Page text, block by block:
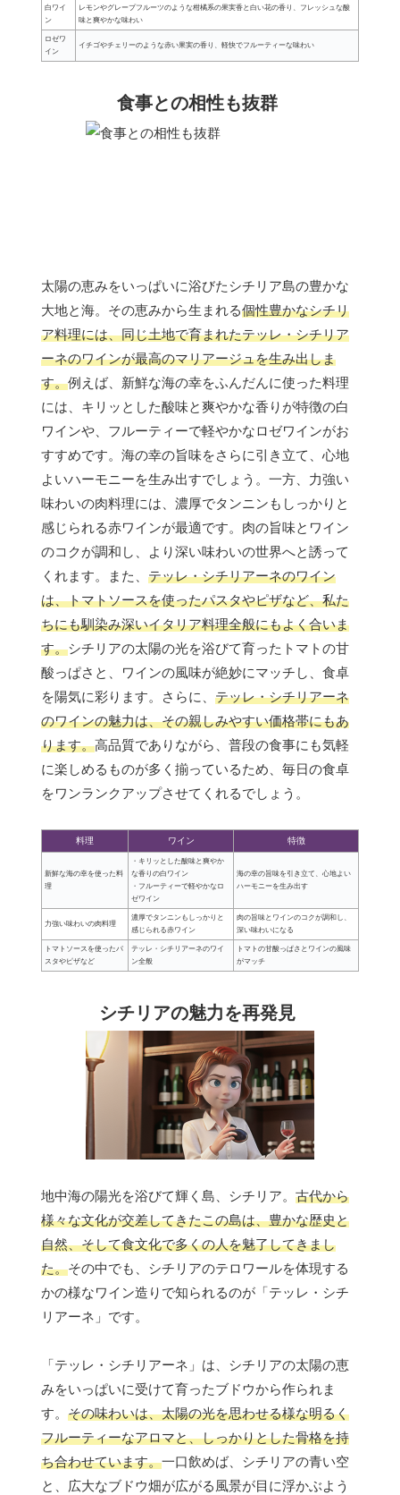
白ワイ
ン
レモンやグレープフルーツのような柑橘系の果実香と白い花の香り、フレッシュな酸
味と爽やかな味わい
ロゼワ
イン
イチゴやチェリーのような赤い果実の香り、軽快でフルーティーな味わい
食事との相性も抜群
太陽の恵みをいっぱいに浴びたシチリア島の豊かな
大地と海。その恵みから生まれる個性豊かなシチリ
ア料理には、同じ土地で育まれたテッレ・シチリア
ーネのワインが最高のマリアージュを生み出しま
す。例えば、新鮮な海の幸をふんだんに使った料理
には、キリッとした酸味と爽やかな香りが特徴の白
ワインや、フルーティーで軽やかなロゼワインがお
すすめです。海の幸の旨味をさらに引き立て、心地
よいハーモニーを生み出すでしょう。一方、力強い
味わいの肉料理には、濃厚でタンニンもしっかりと
感じられる赤ワインが最適です。肉の旨味とワイン
のコクが調和し、より深い味わいの世界へと誘って
くれます。また、 テッレ・シチリアーネのワイン
は、トマトソースを使ったパスタやピザなど、私た
ちにも馴染み深いイタリア料理全般にもよく合いま
す。シチリアの太陽の光を浴びて育ったトマトの甘
酸っぱさと、ワインの風味が絶妙にマッチし、食卓
を陽気に彩ります。さらに、 テッレ・シチリアーネ
のワインの魅力は、その親しみやすい価格帯にもあ
ります。高品質でありながら、普段の食事にも気軽
に楽しめるものが多く揃っているため、毎日の食卓
をワンランクアップさせてくれるでしょう。
料理 ワイン 特徴
新鮮な海の幸を使った料
理
・キリッとした酸味と爽やか
な香りの白ワイン
・フルーティーで軽やかなロ
ゼワイン
海の幸の旨味を引き立て、心地よい
ハーモニーを生み出す
力強い味わいの肉料理
濃厚でタンニンもしっかりと
感じられる赤ワイン
肉の旨味とワインのコクが調和し、
深い味わいになる
トマトソースを使ったパ
スタやピザなど
テッレ・シチリアーネのワイ
ン全般
トマトの甘酸っぱさとワインの風味
がマッチ
シチリアの魅力を再発見
地中海の陽光を浴びて輝く島、シチリア。 古代から
様々な文化が交差してきたこの島は、豊かな歴史と
自然、そして食文化で多くの人を魅了してきまし
た。その中でも、シチリアのテロワールを体現する
かの様なワイン造りで知られるのが「テッレ・シチ
リアーネ」です。
「テッレ・シチリアーネ」は、シチリアの太陽の恵
みをいっぱいに受けて育ったブドウから作られま
す。 その味わいは、太陽の光を思わせる様な明るく
フルーティーなアロマと、しっかりとした骨格を持
ち合わせています。一口飲めば、シチリアの青い空
と、広大なブドウ畑が広がる風景が目に浮かぶよう